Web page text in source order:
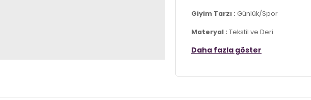
Giyim Tarzı : Günlük/Spor
Materyal : Tekstil ve Deri
Kapama Bilgisi :Bağcıklı
Daha fazla göster